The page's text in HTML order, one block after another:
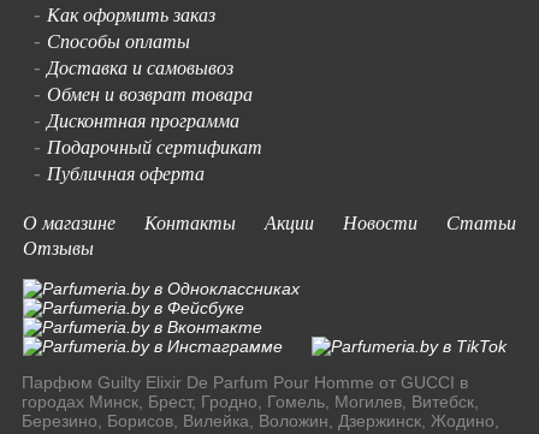
- Как оформить заказ
- Способы оплаты
-Доставка и самовывоз
- Обмен и возврат товара
-Дисконтная программа
- Подарочный сертификат
- Публичная оферта
О магазине
Контакты Акции Новости
Статьи
Отзывы
Парфюм Guilty Elixir De Parfum Pour Homme от GUCCI в
городах Минск, Брест, Гродно, Гомель, Могилев, Витебск,
Березино, Борисов, Вилейка, Воложин, Дзержинск, Жодино,